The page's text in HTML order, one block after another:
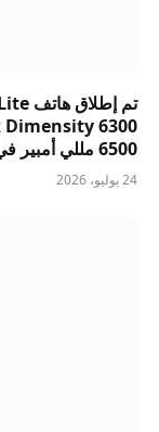
6500 مللي أمبير في الساعة
24 يوليو، 2026